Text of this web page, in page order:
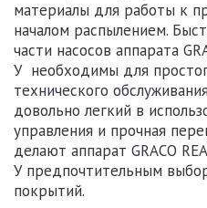
материалы для работы к
началом распылением.
части насосов аппарата
У необходимы для
технического
довольно легкий в
управления и прочная
делают аппарат GRACO
У предпочтительным
покрытий.